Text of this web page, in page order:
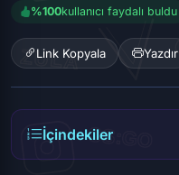
%100kullanıcı faydalı buldu
Link Kopyala Yazdır
İçindekiler